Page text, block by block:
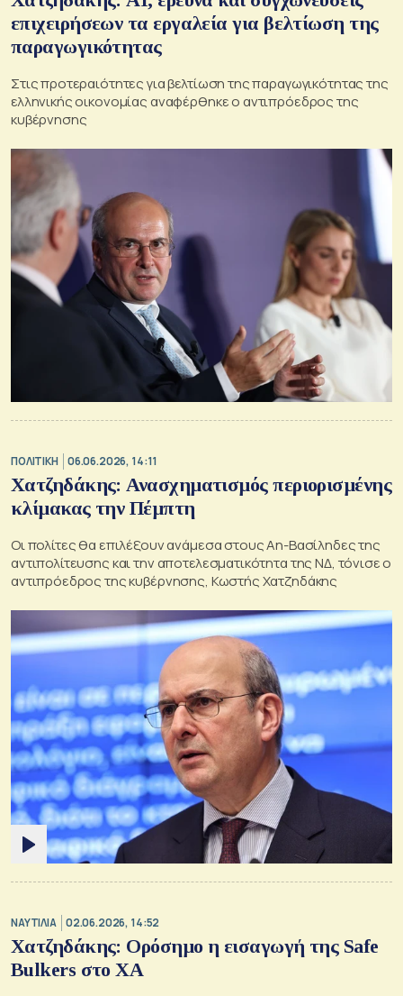
επιχειρήσεων τα εργαλεία για βελτίωση της
παραγωγικότητας
Στις προτεραιότητες για βελτίωση της παραγωγικότητας της
ελληνικής οικονομίας αναφέρθηκε ο αντιπρόεδρος της
κυβέρνησης
ΠΟΛΙΤΙΚΗ 06.06.2026, 14:11
Χατζηδάκης: Ανασχηματισμός περιορισμένης
κλίμακας την Πέμπτη
Οι πολίτες θα επιλέξουν ανάμεσα στους Αη-Βασίληδες της
αντιπολίτευσης και την αποτελεσματικότητα της ΝΔ, τόνισε ο
αντιπρόεδρος της κυβέρνησης, Κωστής Χατζηδάκης
ΝΑΥΤΙΛΙΑ 02.06.2026, 14:52
Χατζηδάκης: Ορόσημο η εισαγωγή της Safe
Bulkers στο ΧΑ